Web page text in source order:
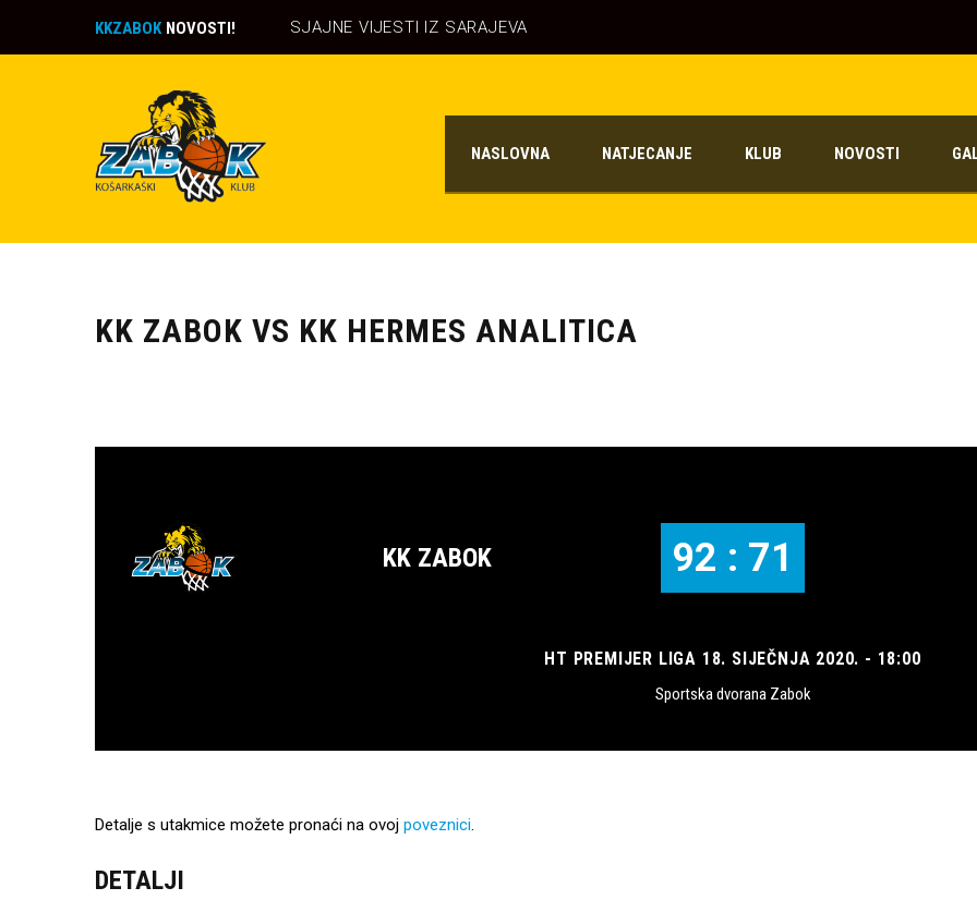
KKZABOKNOVOSTI! SJAJNE VIJESTI IZ SARAJEVA
NASLOVNA NATJECANJE KLUB NOVOSTI
KK ZABOK VS KK HERMES ANALITICA
KK ZABOK 92 : 71
HT PREMIJER LIGA 18. SIJEČNJA 2020. - 18:00
Sportska dvorana Zabok
Detalje s utakmice možete pronaći na ovoj poveznici.
DETALJI